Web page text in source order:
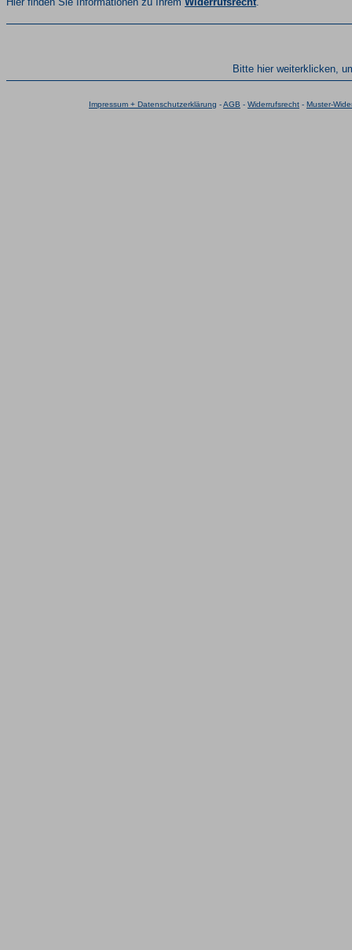
Bitte hier weiterklicken,
Impressum + Datenschutzerklärung -AGB - Widerrufsrecht - Muster-